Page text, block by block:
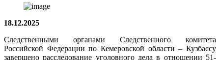
18.12.2025
Следственными органами Следственного комитета
Российской Федерации по Кемеровской области – Кузбассу
завершено расследование уголовного дела в отношении 51-